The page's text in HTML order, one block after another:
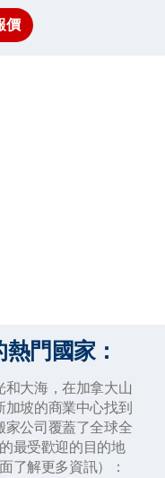
價
門國家：
大海，在加拿大山
加坡的商業中心找到
公司覆蓋了全球全
最受歡迎的目的地
了解更多資訊）：